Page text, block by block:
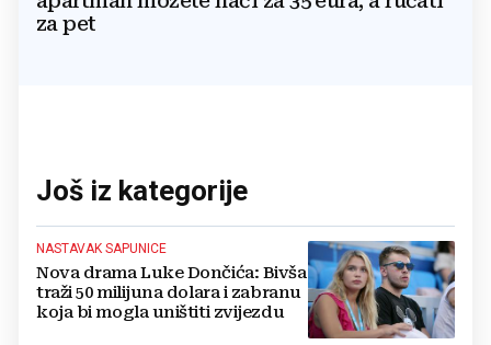
za pet
Još iz kategorije
NASTAVAK SAPUNICE
Nova drama Luke Dončića: Bivša
traži 50 milijuna dolara i zabranu
koja bi mogla uništiti zvijezdu